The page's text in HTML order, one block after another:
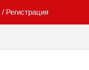
/ Регистрация